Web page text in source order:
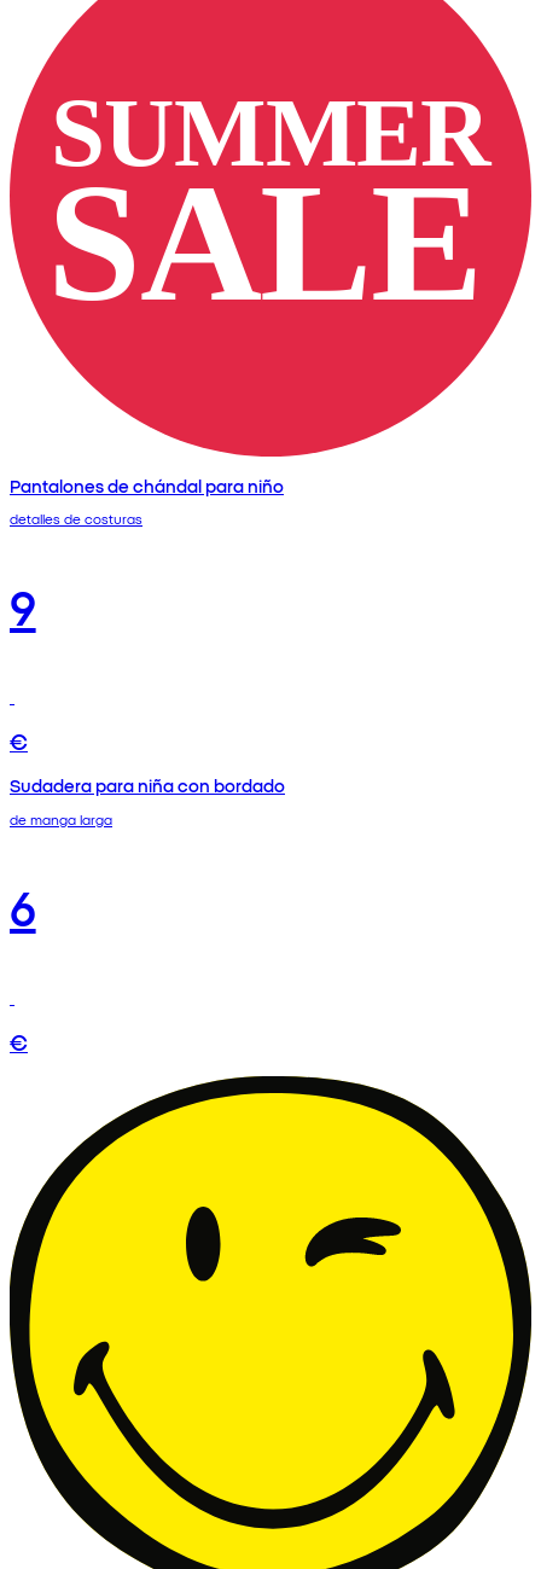
Pantalones de chándal para niño
detalles de costuras
9
€
Sudadera para niña con bordado
de manga larga
6
€